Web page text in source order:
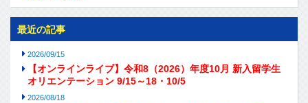
最近の記事
2026/09/15
【オンラインライブ】令和8（2026）年度10月 新入留学生
オリエンテーション 9/15～18・10/5
2026/08/18